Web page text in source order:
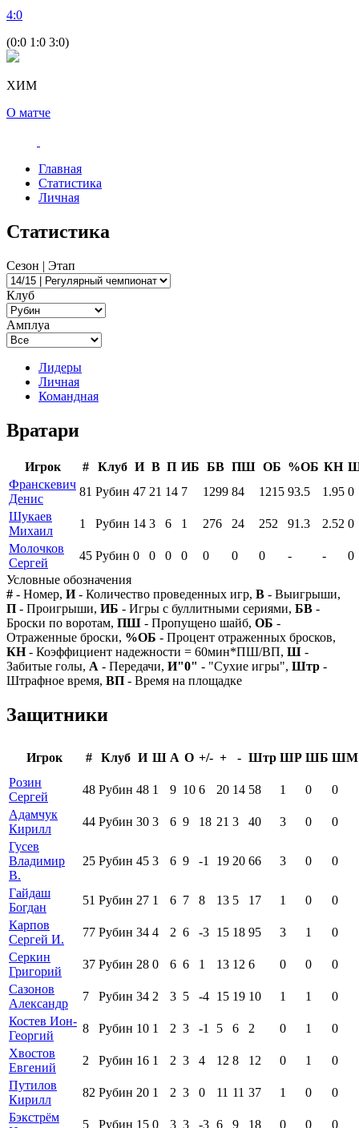
4:0
(0:0 1:0 3:0)
ХИМ
О матче
Главная
Статистика
Личная
Статистика
Сезон | Этап
Клуб
Амплуа
Лидеры
Личная
Командная
Вратари
Игрок # Клуб И В П ИБ БВ ПШ ОБ %ОБ КН
Франскевич
Денис
81 Рубин 47 21 14 7 1299 84 1215 93.5 1.95 0
Шукаев
Михаил
1 Рубин 14 3 6 1 276 24 252 91.3 2.52 0
Молочков
Сергей
45 Рубин 0 0 0 0 0 0 0 - -
0
Условные обозначения
# - Номер, И- Количество проведенных игр, В - Выигрыши,
П - Проигрыши, ИБ - Игры с буллитными сериями, БВ -
Броски по воротам, ПШ - Пропущено шайб, ОБ -
Отраженные броски, %ОБ - Процент отраженных бросков,
КН- Коэффициент надежности = 60мин*ПШ/ВП, Ш -
Забитые голы, А - Передачи, И"0" - "Сухие игры", Штр -
Штрафное время, ВП - Время на площадке
Защитники
Игрок # Клуб И Ш А О +/- + - Штр ШР ШБ ШМ
Розин
Сергей
48 Рубин 48 1 9 10 6 20 14 58 1 0
0
Адамчук
Кирилл
44 Рубин 30 3 6 9 18 21 3 40 3 0
0
Гусев
Владимир
В.
25 Рубин 45 3 6 9 -1 19 20 66 3 0 0
Гайдаш
Богдан
51 Рубин 27 1 6 7 8 13 5 17 1 0
0
Карпов
Сергей И.
77 Рубин 34 4 2 6 -3 15 18 95 3 1
0
Серкин
Григорий
37 Рубин 28 0 6 6 1 13 12 6 0 0
0
Сазонов
Александр
7 Рубин 34 2 3 5 -4 15 19 10 1 1
0
Костев Ион-
Георгий
8 Рубин 10 1 2 3 -1 5 6 2 0 1
0
Хвостов
Евгений
2 Рубин 16 1 2 3 4 12 8 12 0 1
0
Путилов
Кирилл
82 Рубин 20 1 2 3 0 11 11 37 1 0
0
Бэкстрём
5 Рубин 15 0 3 3 -3 6 9 18 0 0 0